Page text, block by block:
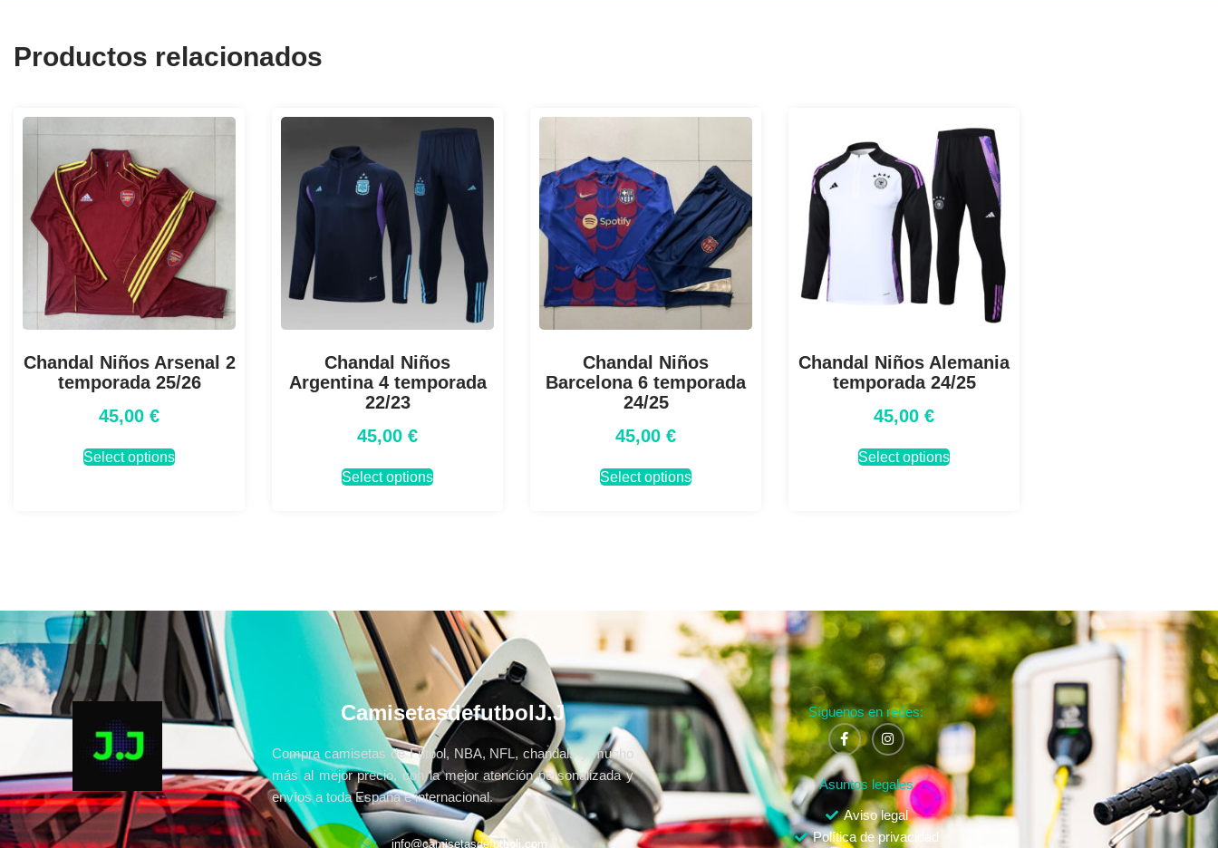
Productos relacionados
Chandal Niños Arsenal 2
temporada 25/26
45,00 €
Select options
Chandal Niños
Argentina 4 temporada
22/23
45,00 €
Select options
Chandal Niños
Barcelona 6 temporada
24/25
45,00 €
Select options
Chandal Niños Alemania
temporada 24/25
45,00 €
Select options
CamisetasdefutbolJ.J
Compra camisetas de Fútbol, NBA, NFL, chandals y mucho
más al mejor precio, con la mejor atención personalizada y
envíos a toda España e internacional.
info@camisetasdefutbolj.com
Síguenos en redes:
Asuntos legales
Aviso legal
Política de privacidad